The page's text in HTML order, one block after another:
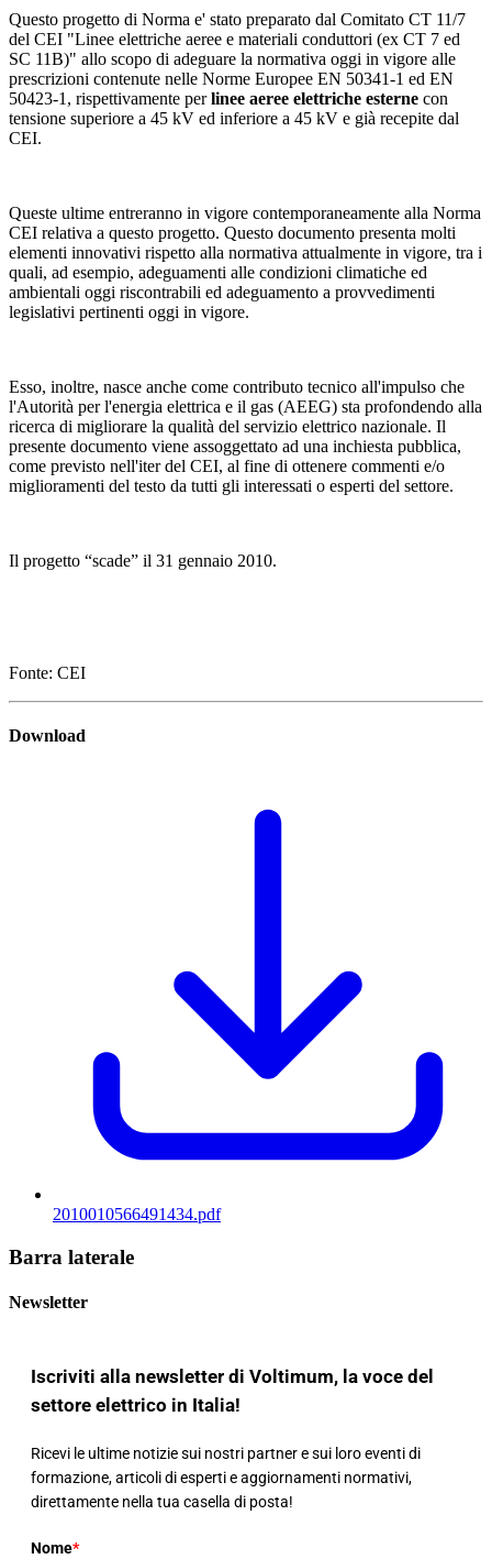
Questo progetto di Norma e' stato preparato dal Comitato CT 11/7
del CEI "Linee elettriche aeree e materiali conduttori (ex CT 7 ed
SC 11B)" allo scopo di adeguare la normativa oggi in vigore alle
prescrizioni contenute nelle Norme Europee EN 50341-1 ed EN
50423-1, rispettivamente perlinee aeree elettriche esterne con
tensione superiore a 45 kV ed inferiore a 45 kV e già recepite dal
CEI.
Queste ultime entreranno in vigore contemporaneamente alla Norma
CEI relativa a questo progetto. Questo documento presenta molti
elementi innovativi rispetto alla normativa attualmente in vigore, tra i
quali, ad esempio, adeguamenti alle condizioni climatiche ed
ambientali oggi riscontrabili ed adeguamento a provvedimenti
legislativi pertinenti oggi in vigore.
Esso, inoltre, nasce anche come contributo tecnico all'impulso che
l'Autorità per l'energia elettrica e il gas (AEEG) sta profondendo alla
ricerca di migliorare la qualità del servizio elettrico nazionale. Il
presente documento viene assoggettato ad una inchiesta pubblica,
come previsto nell'iter del CEI, al fine di ottenere commenti e/o
miglioramenti del testo da tutti gli interessati o esperti del settore.
Il progetto “scade” il 31 gennaio 2010.
Fonte: CEI
Download
2010010566491434.pdf
Barra laterale
Newsletter
Iscriviti alla newsletter di Voltimum, la voce del
settore elettrico in Italia!
Ricevi le ultime notizie sui nostri partner e sui loro eventi di
formazione, articoli di esperti e aggiornamenti normativi,
direttamente nella tua casella di posta!
Nome*